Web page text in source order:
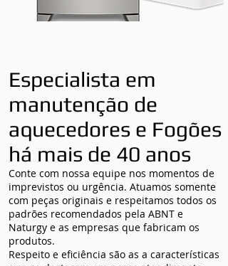
Especialista em
manutenção de
aquecedores e Fogões
há mais de 40 anos
Conte com nossa equipe nos momentos de
imprevistos ou urgência. Atuamos somente
com peças originais e respeitamos todos os
padrões recomendados pela ABNT e
Naturgy e as empresas que fabricam os
produtos.
Respeito e eficiência são as a características